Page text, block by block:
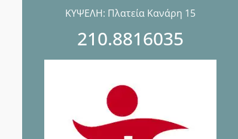
ΚΥΨΕΛΗ: Πλατεία Κανάρη 15
210.8816035